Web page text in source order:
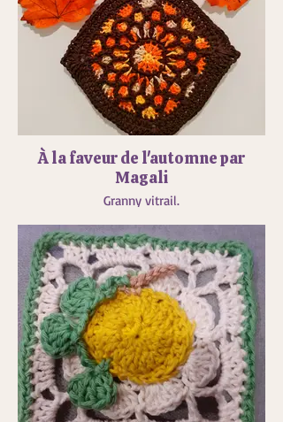
À la faveur de l'automne par
Magali
Granny vitrail.